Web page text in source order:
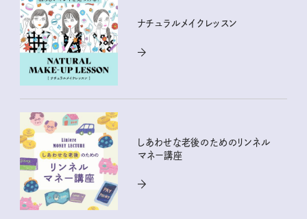
ナチュラルメイクレッスン
しあわせな老後のためのリンネル
マネー講座